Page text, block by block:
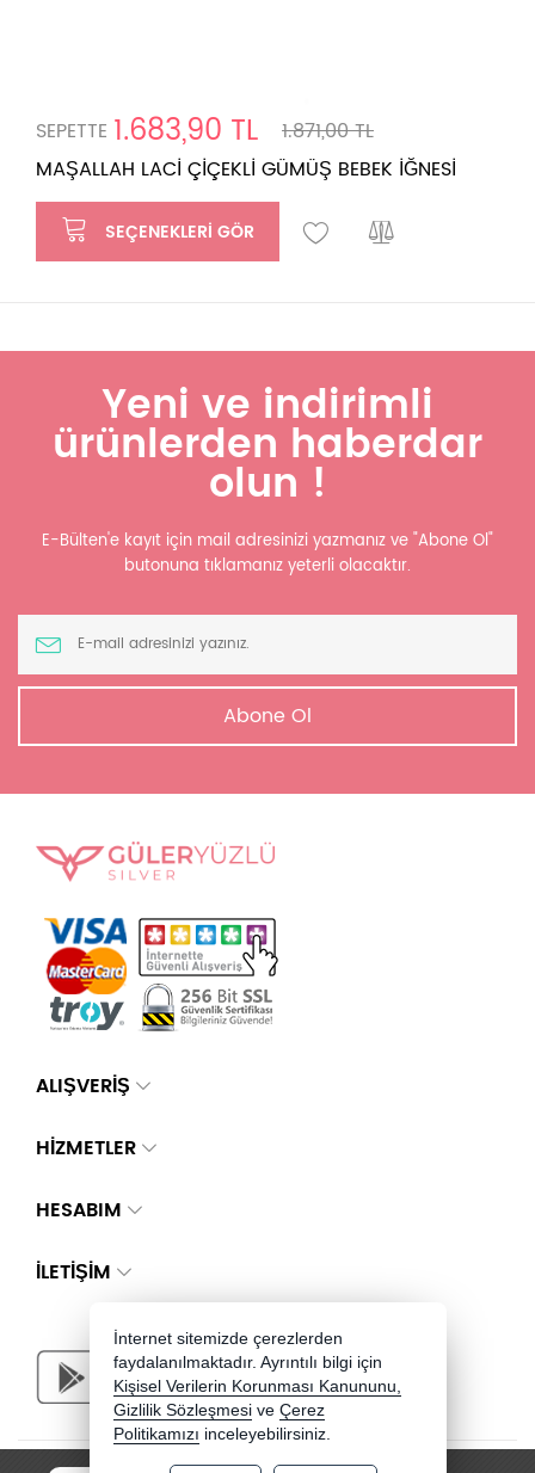
SEPETTE 1.683,90 TL
1.871,00 TL
MAŞALLAH LACİ ÇİÇEKLİ GÜMÜŞ BEBEK İĞNESİ
SEÇENEKLERI GÖR
Yeni ve indirimli
ürünlerden haberdar
olun !
E-Bülten'e kayıt için mail adresinizi yazmanız ve "Abone Ol"
butonuna tıklamanız yeterli olacaktır.
Abone Ol
ALIŞVERİŞ
HİZMETLER
HESABIM
İLETIŞIM
İnternet sitemizde çerezlerden
faydalanılmaktadır. Ayrıntılı bilgi için
Kişisel Verilerin Korunması Kanununu,
Gizlilik Sözleşmesi ve Çerez
Politikamızı inceleyebilirsiniz.